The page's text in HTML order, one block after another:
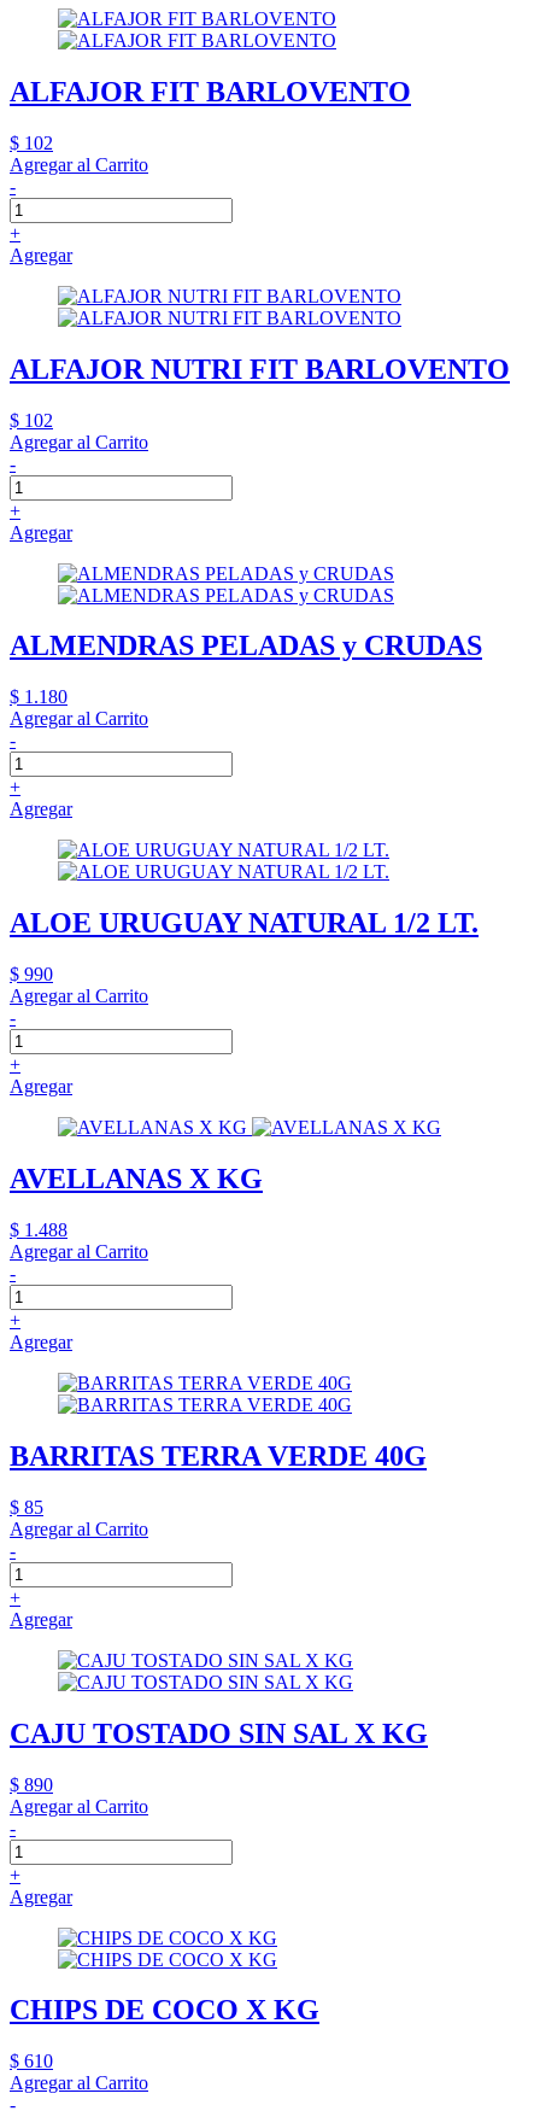
ALFAJOR FIT BARLOVENTO
$ 102
Agregar al Carrito
-
+
Agregar
ALFAJOR NUTRI FIT BARLOVENTO
$ 102
Agregar al Carrito
-
+
Agregar
ALMENDRAS PELADAS y CRUDAS
$ 1.180
Agregar al Carrito
-
+
Agregar
ALOE URUGUAY NATURAL 1/2 LT.
$ 990
Agregar al Carrito
-
+
Agregar
AVELLANAS X KG
$ 1.488
Agregar al Carrito
-
+
Agregar
BARRITAS TERRA VERDE 40G
$ 85
Agregar al Carrito
-
+
Agregar
CAJU TOSTADO SIN SAL X KG
$ 890
Agregar al Carrito
-
+
Agregar
CHIPS DE COCO X KG
$ 610
Agregar al Carrito
-